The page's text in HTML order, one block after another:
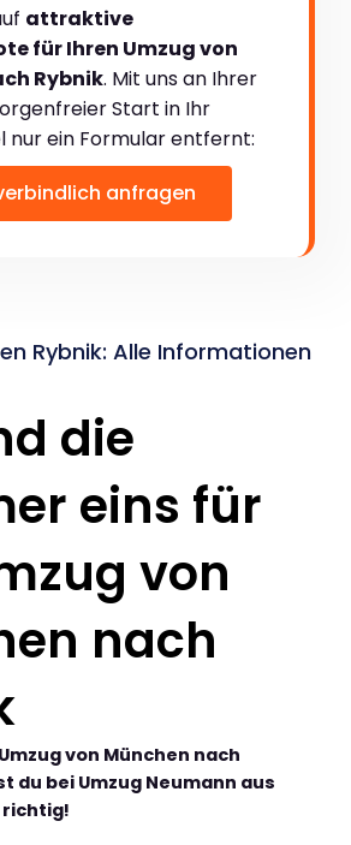
attraktive
für Ihren Umzug von
Rybnik. Mit uns an Ihrer
Start in Ihr
nur ein Formular entfernt:
anfragen
Rybnik: Alle Informationen
die
eins für
von
nach
von München nach
du bei Umzug Neumann aus
richtig!